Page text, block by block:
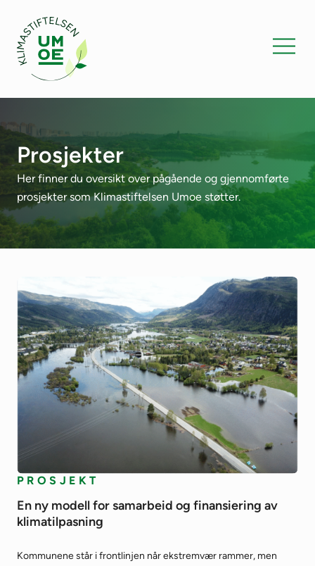
Prosjekter
Her finner du oversikt over pågående og gjennomførte
prosjekter som Klimastiftelsen Umoe støtter.
PROSJEKT
En ny modell for samarbeid og finansiering av
klimatilpasning
Kommunene står i frontlinjen når ekstremvær rammer, men